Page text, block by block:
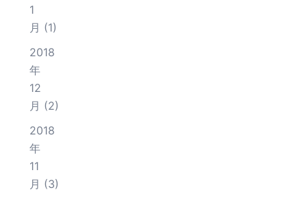
1
月 (1)
2018
年
12
月 (2)
2018
年
11
月 (3)